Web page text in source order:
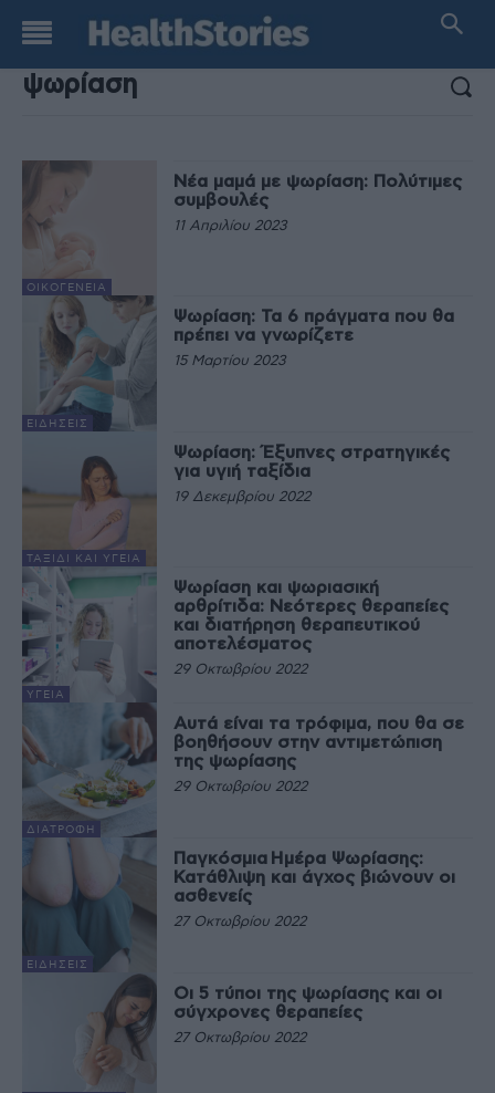
ΑΠΟΤΕΛΕΣΜΑΤΑ ΑΝΑΖΗΤΗΣΗΣ:
ΟΙΚΟΓΈΝΕΙΑ
Νέα μαμά με ψωρίαση: Πολύτιμες
συμβουλές
11 Απριλίου 2023
ΕΙΔΉΣΕΙΣ
Ψωρίαση: Τα 6 πράγματα που θα
πρέπει να γνωρίζετε
15 Μαρτίου 2023
ΤΑΞΊΔΙ ΚΑΙ ΥΓΕΊΑ
Ψωρίαση: Έξυπνες στρατηγικές
για υγιή ταξίδια
19 Δεκεμβρίου 2022
ΥΓΕΊΑ
Ψωρίαση και ψωριασική
αρθρίτιδα: Νεότερες θεραπείες
και διατήρηση θεραπευτικού
αποτελέσματος
29 Οκτωβρίου 2022
ΔΙΑΤΡΟΦΉ
Αυτά είναι τα τρόφιμα, που θα σε
βοηθήσουν στην αντιμετώπιση
της ψωρίασης
29 Οκτωβρίου 2022
ΕΙΔΉΣΕΙΣ
Παγκόσμια Ημέρα Ψωρίασης:
Κατάθλιψη και άγχος βιώνουν οι
ασθενείς
27 Οκτωβρίου 2022
Οι 5 τύποι της ψωρίασης και οι
σύγχρονες θεραπείες
27 Οκτωβρίου 2022